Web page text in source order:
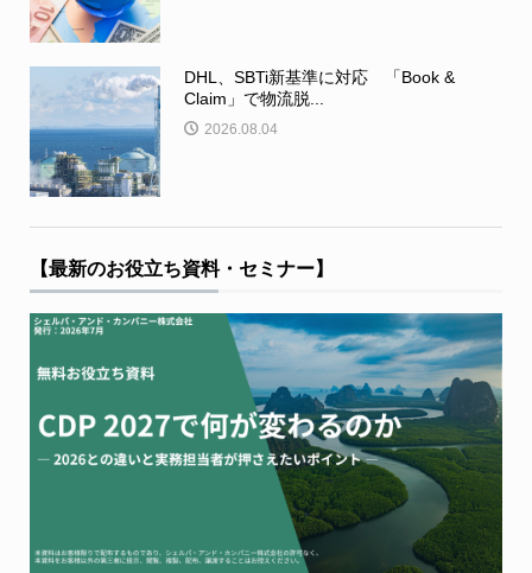
DHL、SBTi新基準に対応 「Book &
Claim」で物流脱...
2026.08.04
【最新のお役立ち資料・セミナー】